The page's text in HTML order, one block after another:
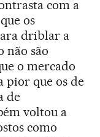
com a
os
driblar a
não são
o mercado
pior que os de
de
voltou a
como